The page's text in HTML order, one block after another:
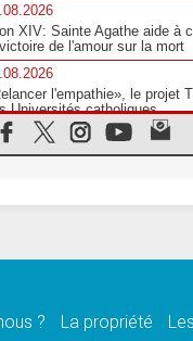
XIV: Sainte Agathe aide à
de l'amour sur la mort
l'empathie», le projet
Universités catholiques
2026, donner la parole
? La propriété